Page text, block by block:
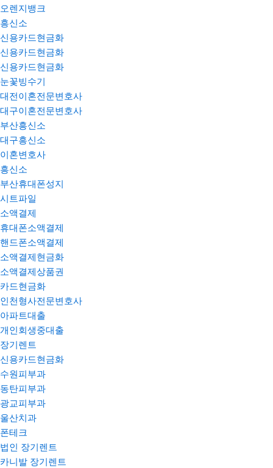
오렌지뱅크
흥신소
신용카드현금화
신용카드현금화
신용카드현금화
눈꽃빙수기
대전이혼전문변호사
대구이혼전문변호사
부산흥신소
대구흥신소
이혼변호사
흥신소
부산휴대폰성지
시트파일
소액결제
휴대폰소액결제
핸드폰소액결제
소액결제현금화
소액결제상품권
카드현금화
인천형사전문변호사
아파트대출
개인회생중대출
장기렌트
신용카드현금화
수원피부과
동탄피부과
광교피부과
울산치과
폰테크
법인 장기렌트
카니발 장기렌트